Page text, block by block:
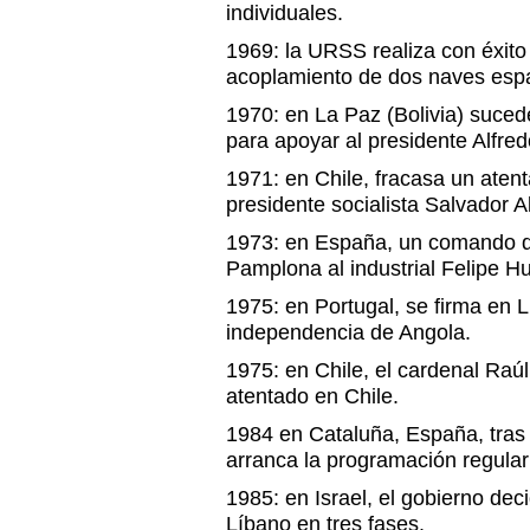
individuales.
1969: la URSS realiza con
acoplamiento de dos naves
1970: en La Paz (Bolivia)
para apoyar al presidente
1971: en Chile, fracasa un
presidente socialista Salvador
1973: en España, un comando
Pamplona al industrial Felipe
1975: en Portugal, se firma en
independencia de Angola.
1975: en Chile, el cardenal
atentado en Chile.
1984 en Cataluña, España,
arranca la programación
1985: en Israel, el gobierno
Líbano en tres fases.